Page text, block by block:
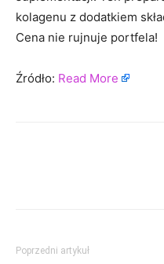
kolagenu z dodatkiem
Cena nie rujnuje portfela!
Źródło: Read More
Poprzedni artykuł